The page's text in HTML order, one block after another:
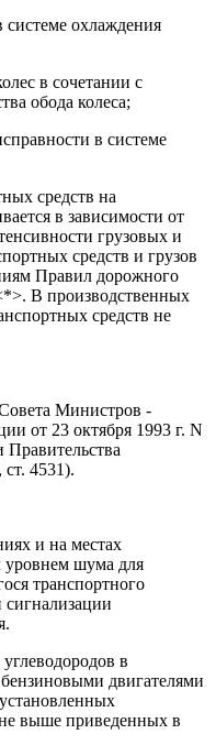
системе охлаждения
в сочетании с
обода колеса;
в системе
средств на
в зависимости от
грузовых и
средств и грузов
Правил дорожного
В производственных
средств не
Министров -
от 23 октября 1993 г. N
Правительства
4531).
и на местах
уровнем шума для
транспортного
сигнализации
в
двигателями
выше приведенных в